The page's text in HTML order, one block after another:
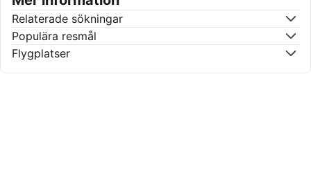
Relaterade sökningar
Populära resmål
Flygplatser